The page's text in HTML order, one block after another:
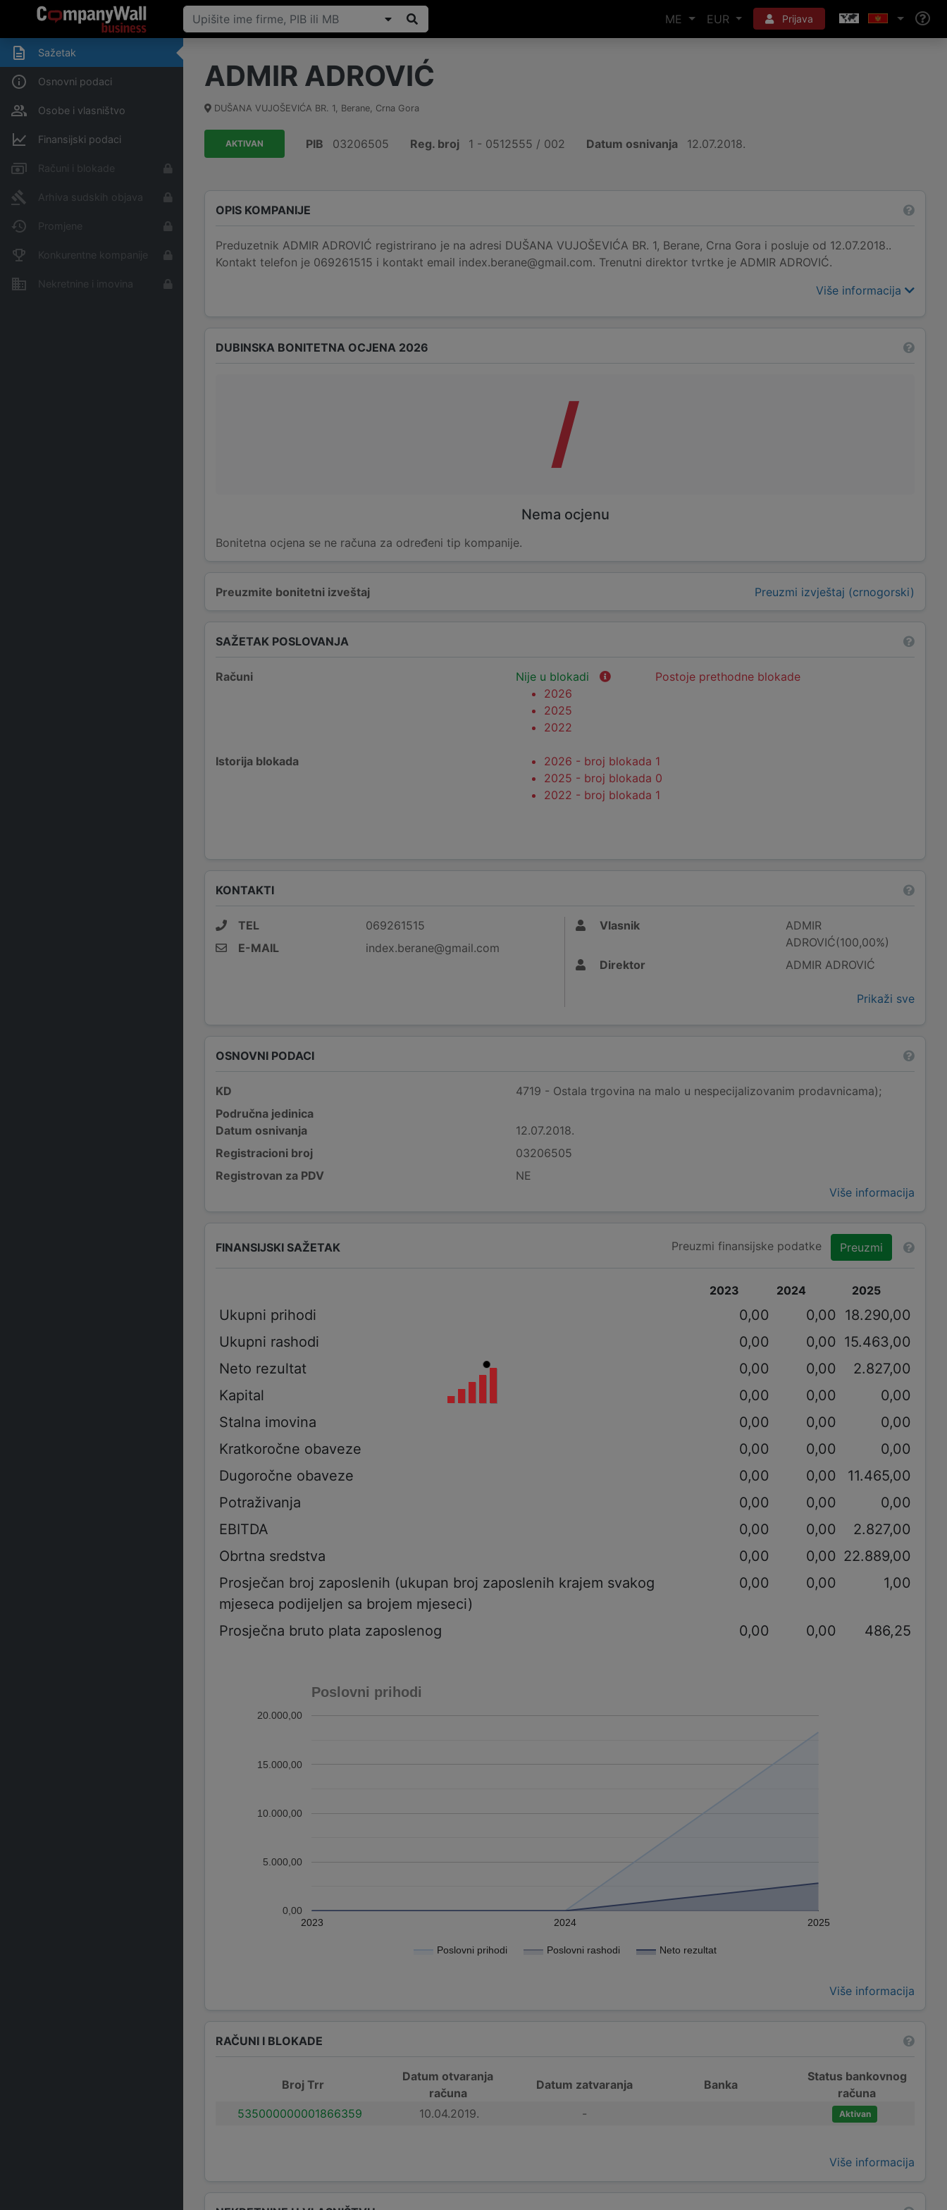
ME EUR Prijava
Sažetak
Osnovni podaci
Osobe i vlasništvo
Finansijski podaci
Računi i blokade
Arhiva sudskih objava
Promjene
Konkurentne kompanije
Nekretnine i imovina
ADMIR ADROVIĆ
DUŠANA VUJOŠEVIĆA BR. 1, Berane, Crna Gora
AKTIVAN PIB 03206505 Reg. broj 1 - 0512555 / 002 Datum osnivanja 12.07.2018.
OPIS KOMPANIJE
Preduzetnik ADMIR ADROVIĆ registrirano je na adresi DUŠANA VUJOŠEVIĆA BR. 1, Berane, Crna Gora i posluje od 12.07.2018..
Kontakt telefon je 069261515 i kontakt email index.berane@gmail.com. Trenutni direktor tvrtke je ADMIR ADROVIĆ.
Više informacija
Preuzmite bonitetni izveštaj Preuzmi izvještaj (crnogorski)
DUBINSKA BONITETNA OCJENA 2026
/
Nema ocjenu
Bonitetna ocjena se ne računa za određeni tip kompanije.
SAŽETAK POSLOVANJA
Računi Nije u blokadi
Postoje prethodne blokade
2026
2025
2022
Istorija blokada
2026 - broj blokada 1
2025 - broj blokada 0
2022 - broj blokada 1
KONTAKTI
TEL
069261515
E-MAIL
index.berane@gmail.com
Vlasnik
ADMIR
ADROVIĆ(100,00%)
Direktor
ADMIR ADROVIĆ
Prikaži sve
OSNOVNI PODACI
KD
4719 - Ostala trgovina na malo u nespecijalizovanim prodavnicama);
Područna jedinica
Datum osnivanja
12.07.2018.
Registracioni broj
03206505
Registrovan za PDV
NE
Više informacija
FINANSIJSKI SAŽETAK Preuzmi finansijske podatke Preuzmi
2023 2024 2025
Ukupni prihodi 0,00 0,00 18.290,00
Ukupni rashodi
0,00 0,00 15.463,00
Neto rezultat
0,00 0,00
2.827,00
Kapital
0,00 0,00
0,00
Stalna imovina
0,00 0,00
0,00
Kratkoročne obaveze
0,00 0,00
0,00
Dugoročne obaveze
0,00 0,00
11.465,00
Potraživanja
0,00 0,00
0,00
EBITDA
0,00 0,00
2.827,00
Obrtna sredstva
0,00 0,00 22.889,00
Prosječan broj zaposlenih (ukupan broj zaposlenih krajem svakog
mjeseca podijeljen sa brojem mjeseci)
0,00 0,00 1,00
Prosječna bruto plata zaposlenog 0,00 0,00 486,25
Poslovni prihodi
Poslovni prihodi Poslovni rashodi Neto rezultat
2023 2024 2025
0,00
5.000,00
10.000,00
15.000,00
20.000,00
Više informacija
RAČUNI I BLOKADE
Broj Trr
Datum otvaranja
računa
Datum zatvaranja Banka
Status bankovnog
računa
535000000001866359
10.04.2019. - Aktivan
Više informacija